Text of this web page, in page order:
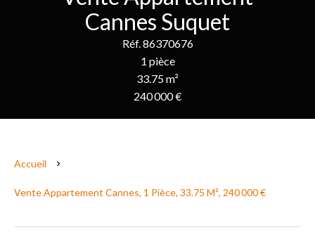
Cannes Suquet
Réf. 86370676
1 pièce
33.75 m²
240 000 €
Accueil
Vente Appartement Cannes, 1 Pièce, 33.75 M², 240 000 €